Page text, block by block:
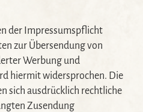
der Impressumspflicht
zur Übersendung von
Werbung und
hiermit widersprochen. Die
sich ausdrücklich rechtliche
Zusendung